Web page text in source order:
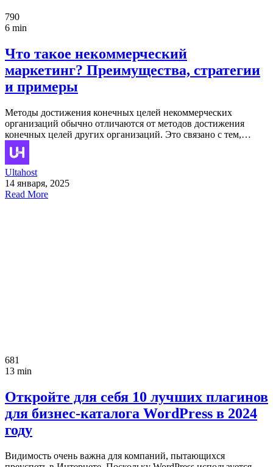
790
6 min
Что такое некоммерческий
маркетинг? Преимущества, стратегии
и примеры
Методы достижения конечных целей некоммерческих
организаций обычно отличаются от методов достижения
конечных целей других организаций. Это связано с тем,…
Ultahost
14 января, 2025
Read More
681
13 min
Откройте для себя 10 лучших плагинов
для бизнес-каталога WordPress в 2024
году
Видимость очень важна для компаний, пытающихся